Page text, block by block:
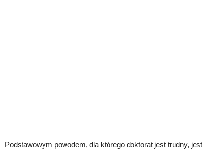
Podstawowym powodem, dla którego doktorat jest trudny, jest